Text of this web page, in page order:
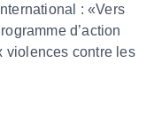
: «Vers
d’action
violences contre les